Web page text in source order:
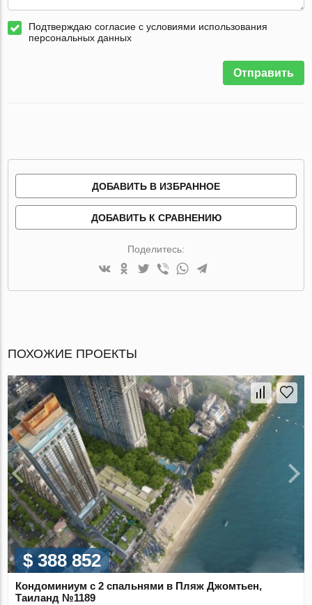
Подтверждаю согласие с условиями использования
персональных данных
Отправить
ДОБАВИТЬ В ИЗБРАННОЕ
ДОБАВИТЬ К СРАВНЕНИЮ
Поделитесь:
ПОХОЖИЕ ПРОЕКТЫ
$ 388 852
Кондоминиум с 2 спальнями в Пляж Джомтьен,
Таиланд №1189